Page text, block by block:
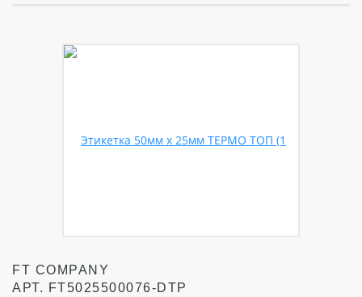
FT COMPANY
АРТ. FT5025500076-DTP